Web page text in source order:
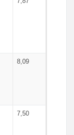
8,09
7,50